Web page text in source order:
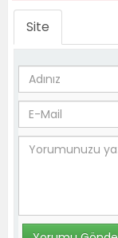
Site